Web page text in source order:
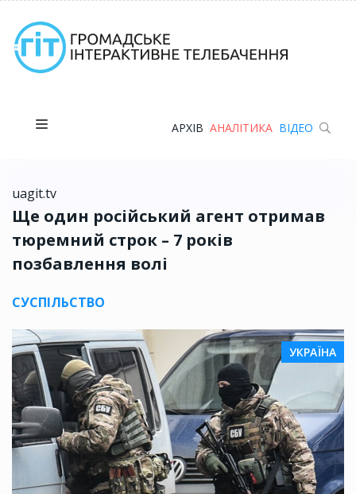
АРХІВ АНАЛІТИКА ВІДЕО
uagit.tv
Ще один російський агент отримав
тюремний строк – 7 років
позбавлення волі
СУСПІЛЬСТВО
УКРАЇНА